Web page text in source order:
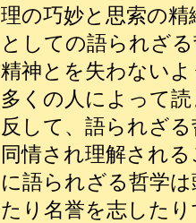
理の巧妙と思索の
としての語られざ
精神とを失わない
多くの人によって
反して、語られざ
同情され理解され
に語られざる哲学
たり名誉を志した